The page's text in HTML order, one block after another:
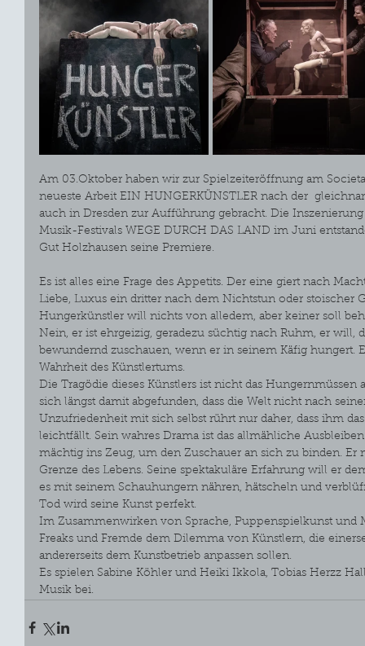
Am 03.Oktober haben wir zur Spielzeiteröffnung am
neueste Arbeit EIN HUNGERKÜNSTLER nach der
auch in Dresden zur Aufführung gebracht. Die
Musik-Festivals WEGE DURCH DAS LAND im Juni
Gut Holzhausen seine Premiere.
Es ist alles eine Frage des Appetits. Der eine giert nach
Liebe, Luxus ein dritter nach dem Nichtstun oder stoischer
Hungerkünstler will nichts von alledem, aber keiner soll
Nein, er ist ehrgeizig, geradezu süchtig nach Ruhm, er will,
bewundernd zuschauen, wenn er in seinem Käfig hungert.
Wahrheit des Künstlertums.
Die Tragödie dieses Künstlers ist nicht das
sich längst damit abgefunden, dass die Welt nicht nach
Unzufriedenheit mit sich selbst rührt nur daher, dass ihm
leichtfällt. Sein wahres Drama ist das allmähliche
mächtig ins Zeug, um den Zuschauer an sich zu binden. Er
Grenze des Lebens. Seine spektakuläre Erfahrung will er
es mit seinem Schauhungern nähren, hätscheln und
Tod wird seine Kunst perfekt.
Im Zusammenwirken von Sprache, Puppenspielkunst
Freaks und Fremde dem Dilemma von Künstlern, die
andererseits dem Kunstbetrieb anpassen sollen.
Es spielen Sabine Köhler und Heiki Ikkola, Tobias Herzz
Musik bei.